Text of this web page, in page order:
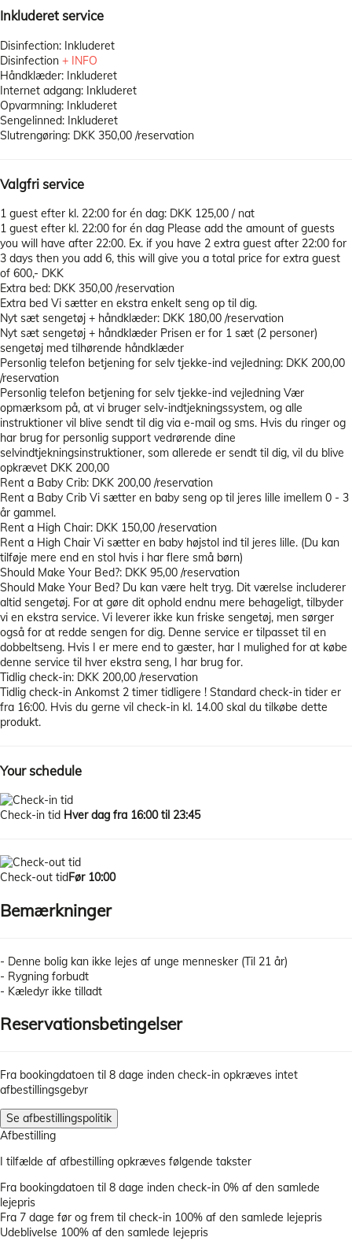
Inkluderet service
Disinfection: Inkluderet
Disinfection + INFO
Håndklæder: Inkluderet
Internet adgang: Inkluderet
Opvarmning: Inkluderet
Sengelinned: Inkluderet
Slutrengøring: DKK 350,00 /reservation
Valgfri service
1 guest efter kl. 22:00 for én dag: DKK 125,00 / nat
1 guest efter kl. 22:00 for én dag Please add the amount of guests
you will have after 22:00. Ex. if you have 2 extra guest after 22:00 for
3 days then you add 6, this will give you a total price for extra guest
of 600,- DKK
Extra bed: DKK 350,00 /reservation
Extra bed Vi sætter en ekstra enkelt seng op til dig.
Nyt sæt sengetøj + håndklæder: DKK 180,00 /reservation
Nyt sæt sengetøj + håndklæder Prisen er for 1 sæt (2 personer)
sengetøj med tilhørende håndklæder
Personlig telefon betjening for selv tjekke-ind vejledning: DKK 200,00
/reservation
Personlig telefon betjening for selv tjekke-ind vejledning Vær
opmærksom på, at vi bruger selv-indtjekningssystem, og alle
instruktioner vil blive sendt til dig via e-mail og sms. Hvis du ringer og
har brug for personlig support vedrørende dine
selvindtjekningsinstruktioner, som allerede er sendt til dig, vil du blive
opkrævet DKK 200,00
Rent a Baby Crib: DKK 200,00 /reservation
Rent a Baby Crib Vi sætter en baby seng op til jeres lille imellem 0 - 3
år gammel.
Rent a High Chair: DKK 150,00 /reservation
Rent a High Chair Vi sætter en baby højstol ind til jeres lille. (Du kan
tilføje mere end en stol hvis i har flere små børn)
Should Make Your Bed?: DKK 95,00 /reservation
Should Make Your Bed? Du kan være helt tryg. Dit værelse includerer
altid sengetøj. For at gøre dit ophold endnu mere behageligt, tilbyder
vi en ekstra service. Vi leverer ikke kun friske sengetøj, men sørger
også for at redde sengen for dig. Denne service er tilpasset til en
dobbeltseng. Hvis I er mere end to gæster, har I mulighed for at købe
denne service til hver ekstra seng, I har brug for.
Tidlig check-in: DKK 200,00 /reservation
Tidlig check-in Ankomst 2 timer tidligere ! Standard check-in tider er
fra 16:00. Hvis du gerne vil check-in kl. 14.00 skal du tilkøbe dette
produkt.
Your schedule
Check-in tid Hver dag fra 16:00 til 23:45
Check-out tid Før 10:00
Bemærkninger
- Denne bolig kan ikke lejes af unge mennesker (Til 21 år)
- Rygning forbudt
- Kæledyr ikke tilladt
Reservationsbetingelser
Fra bookingdatoen til 8 dage inden check-in opkræves intet
afbestillingsgebyr
Se afbestillingspolitik
Afbestilling
I tilfælde af afbestilling opkræves følgende takster
Fra bookingdatoen til 8 dage inden check-in 0% af den samlede
lejepris
Fra 7 dage før og frem til check-in 100% af den samlede lejepris
Udeblivelse 100% af den samlede lejepris